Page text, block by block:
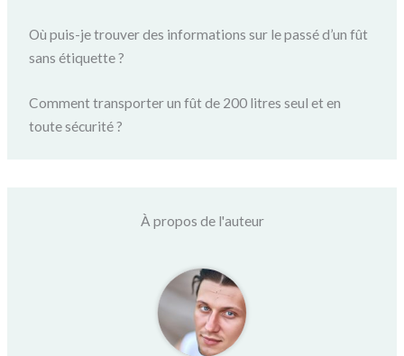
Où puis-je trouver des informations sur le passé d’un fût
sans étiquette ?
Comment transporter un fût de 200 litres seul et en
toute sécurité ?
À propos de l'auteur